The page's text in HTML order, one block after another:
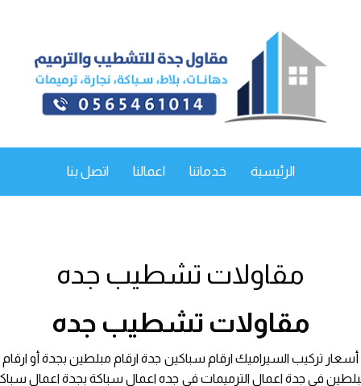
الرئيسية خدماتنا اعمالنا اتصل بنا
مقاولات تشطيب جده
مقاولات تشطيب جده
أسعار تركيب السيراميك ارقام سباكين جدة ارقام مبلطين بجدة أو ارقام
في جدة اعمال الترميمات في جده اعمال سباكة بجدة اعمال